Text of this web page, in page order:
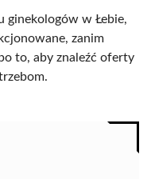
ginekologów w Łebie,
zanim
to, aby znaleźć oferty